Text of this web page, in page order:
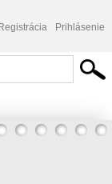
Prihlásenie